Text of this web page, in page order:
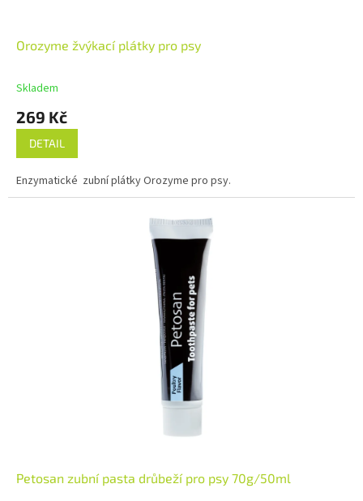
Orozyme žvýkací plátky pro psy
Skladem
269 Kč
DETAIL
Enzymatické zubní plátky Orozyme pro psy.
Petosan zubní pasta drůbeží pro psy 70g/50ml